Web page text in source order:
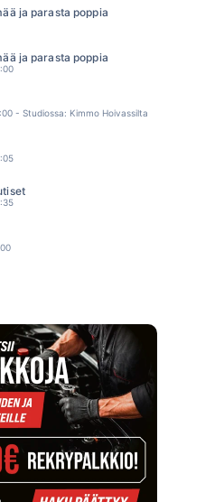
ja parasta poppia
ja parasta poppia
- Studiossa: Kimmo Hoivassilta